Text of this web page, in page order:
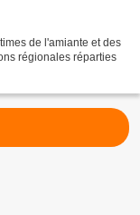
de l'amiante et des
régionales réparties